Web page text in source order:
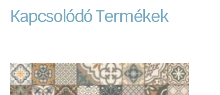
Kapcsolódó Termékek